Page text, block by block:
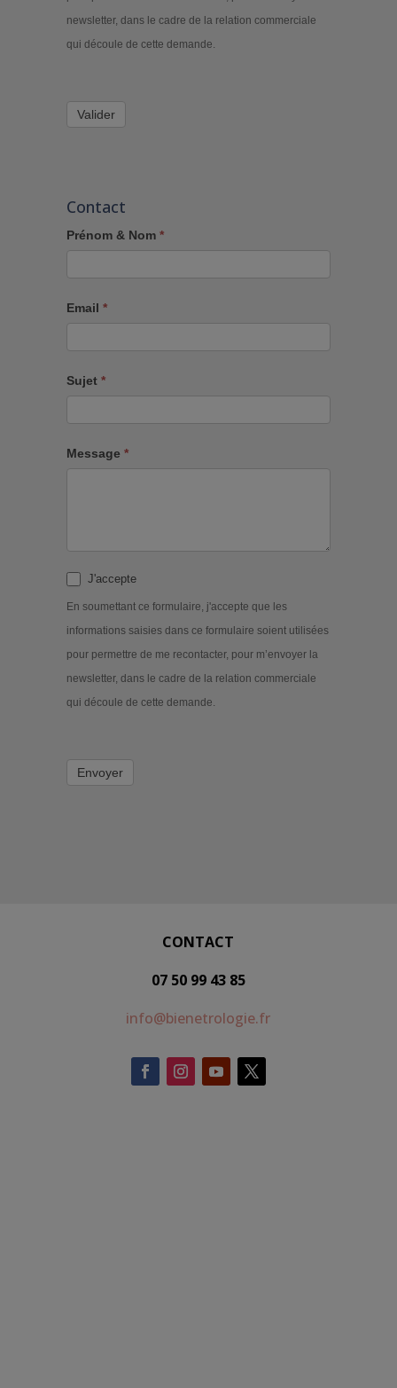
newsletter, dans le cadre de la relation commerciale
qui découle de cette demande.
Valider
Contact
Prénom & Nom *
Email *
Sujet *
Message *
J'accepte
En soumettant ce formulaire, j'accepte que les
informations saisies dans ce formulaire soient utilisées
pour permettre de me recontacter, pour m’envoyer la
newsletter, dans le cadre de la relation commerciale
qui découle de cette demande.
Envoyer
CONTACT
07 50 99 43 85
info@bienetrologie.fr